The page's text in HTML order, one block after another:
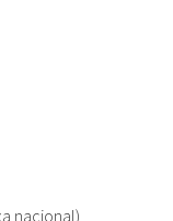
nacional)